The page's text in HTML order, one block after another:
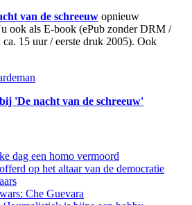
van de schreeuw opnieuw
ook als E-book (ePub zonder DRM /
15 uur / eerste druk 2005). Ook
'De nacht van de schreeuw'
dag een homo vermoord
op het altaar van de democratie
Che Guevara